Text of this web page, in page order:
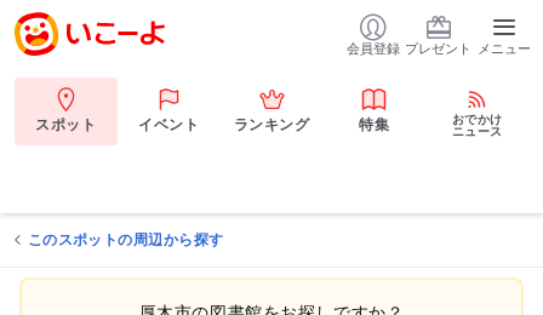
会員登録 プレゼント メニュー
スポット イベント ランキング 特集
おでかけ
ニュース
このスポットの周辺から探す